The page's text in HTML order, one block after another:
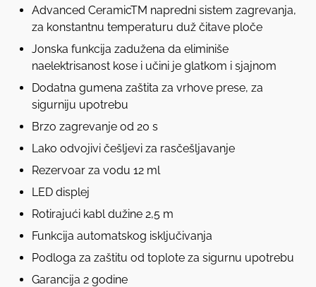
Advanced CeramicTM napredni sistem zagrevanja,
za konstantnu temperaturu duž čitave ploče
Jonska funkcija zadužena da eliminiše
naelektrisanost kose i učini je glatkom i sjajnom
Dodatna gumena zaštita za vrhove prese, za
sigurniju upotrebu
Brzo zagrevanje od 20 s
Lako odvojivi češljevi za rasčešljavanje
Rezervoar za vodu 12 ml
LED displej
Rotirajući kabl dužine 2,5 m
Funkcija automatskog isključivanja
Podloga za zaštitu od toplote za sigurnu upotrebu
Garancija 2 godine